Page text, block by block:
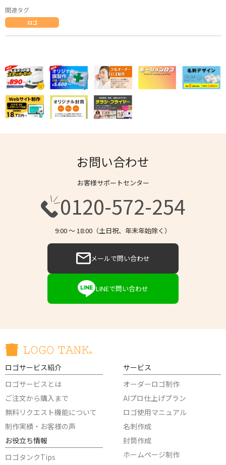
関連タグ
ロゴ
お問い合わせ
お客様サポートセンター
0120-572-254
9:00 〜 18:00（土日祝、年末年始除く）
メールで問い合わせ
LINEで問い合わせ
ロゴサービス紹介
ロゴサービスとは
ご注文から購入まで
無料リクエスト機能について
制作実績・お客様の声
お役立ち情報
ロゴタンクTips
サービス
オーダーロゴ制作
AIプロ仕上げプラン
ロゴ使用マニュアル
名刺作成
封筒作成
ホームページ制作